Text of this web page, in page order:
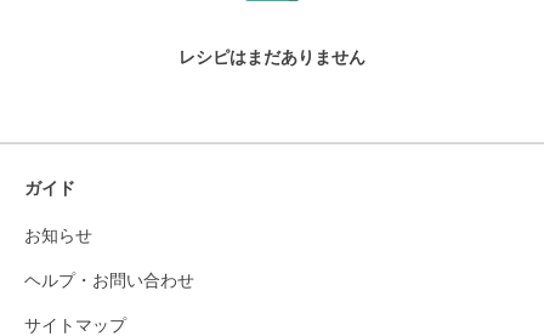
レシピはまだありません
ガイド
お知らせ
ヘルプ・お問い合わせ
サイトマップ